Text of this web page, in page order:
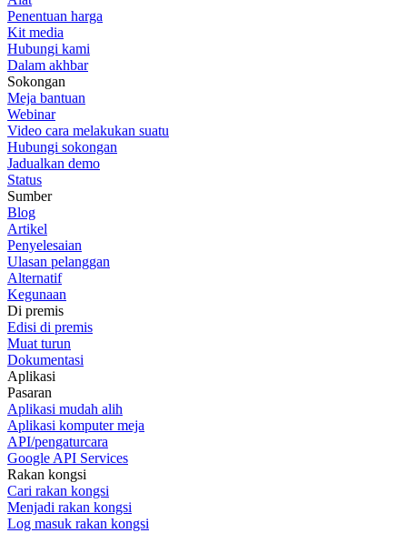
Penentuan harga
Kit media
Hubungi kami
Dalam akhbar
Sokongan
Meja bantuan
Webinar
Video cara melakukan suatu
Hubungi sokongan
Jadualkan demo
Status
Sumber
Blog
Artikel
Penyelesaian
Ulasan pelanggan
Alternatif
Kegunaan
Di premis
Edisi di premis
Muat turun
Dokumentasi
Aplikasi
Pasaran
Aplikasi mudah alih
Aplikasi komputer meja
API/pengaturcara
Google API Services
Rakan kongsi
Cari rakan kongsi
Menjadi rakan kongsi
Log masuk rakan kongsi